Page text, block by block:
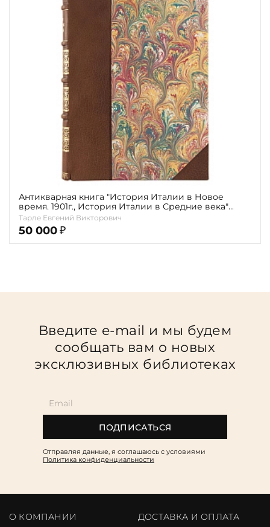
Антикварная книга "История Италии в Новое
время. 1901г., История Италии в Средние века"
Тарле Е.В. 1906г. (В одном переплёте)
Тарле Евгений Викторович
50 000 ₽
Введите e-mail и мы будем
сообщать вам о новых
эксклюзивных библиотеках
ПОДПИСАТЬСЯ
Отправляя данные, я соглашаюсь c условиями
Политика конфиденциальности
О КОМПАНИИ ДОСТАВКА И ОПЛАТА